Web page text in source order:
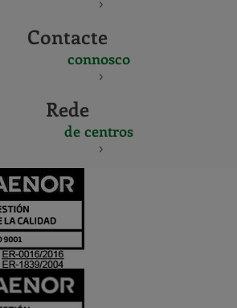
Contacte
connosco
Rede
de centros
Y